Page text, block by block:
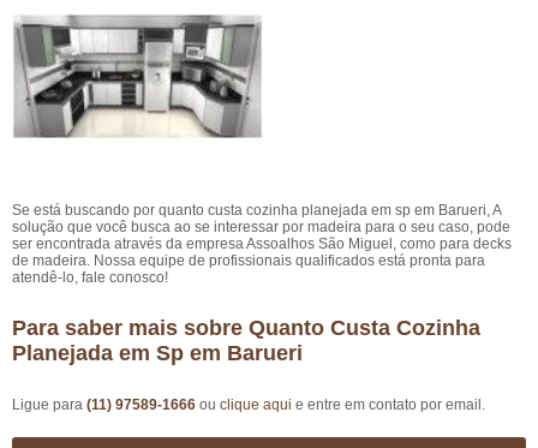
Se está buscando por quanto custa cozinha planejada em sp em Barueri, A
solução que você busca ao se interessar por madeira para o seu caso, pode
ser encontrada através da empresa Assoalhos São Miguel, como para decks
de madeira. Nossa equipe de profissionais qualificados está pronta para
atendê-lo, fale conosco!
Para saber mais sobre Quanto Custa Cozinha
Planejada em Sp em Barueri
Ligue para (11) 97589-1666 ou clique aqui e entre em contato por email.